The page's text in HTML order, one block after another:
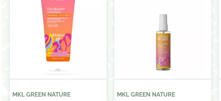
MKL GREEN NATURE MKL GREEN NATURE